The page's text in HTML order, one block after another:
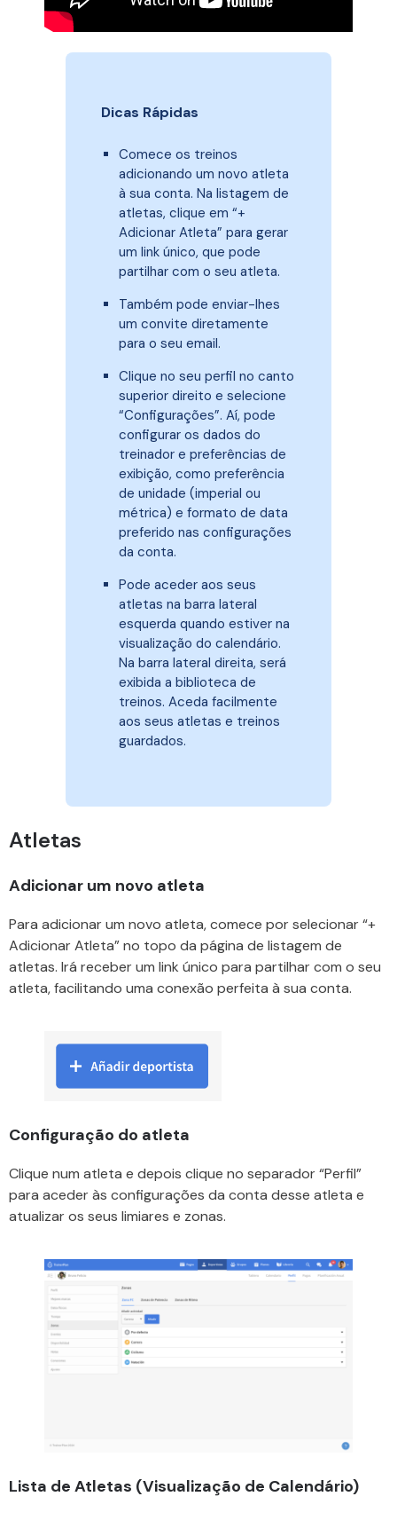
Dicas Rápidas
Comece os treinos
adicionando um novo atleta
à sua conta. Na listagem de
atletas, clique em “+
Adicionar Atleta” para gerar
um link único, que pode
partilhar com o seu atleta.
Também pode enviar-lhes
um convite diretamente
para o seu email.
Clique no seu perfil no canto
superior direito e selecione
“Configurações”. Aí, pode
configurar os dados do
treinador e preferências de
exibição, como preferência
de unidade (imperial ou
métrica) e formato de data
preferido nas configurações
da conta.
Pode aceder aos seus
atletas na barra lateral
esquerda quando estiver na
visualização do calendário.
Na barra lateral direita, será
exibida a biblioteca de
treinos. Aceda facilmente
aos seus atletas e treinos
guardados.
Atletas
Adicionar um novo atleta
Para adicionar um novo atleta, comece por selecionar “+
Adicionar Atleta” no topo da página de listagem de
atletas. Irá receber um link único para partilhar com o seu
atleta, facilitando uma conexão perfeita à sua conta.
Configuração do atleta
Clique num atleta e depois clique no separador “Perfil”
para aceder às configurações da conta desse atleta e
atualizar os seus limiares e zonas.
Lista de Atletas (Visualização de Calendário)